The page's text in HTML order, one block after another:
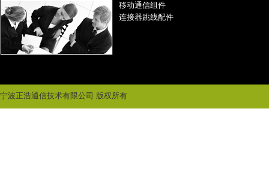
移动通信组件
连接器跳线配件
宁波正浩通信技术有限公司 版权所有